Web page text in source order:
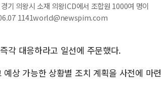
기 의왕시 소재 의왕ICD에서 조합원 1000여 명이
1141world@newspim.com
각 대응하라고 일선에 주문했다.
상 가능한 상황별 조치 계획을 사전에 마련